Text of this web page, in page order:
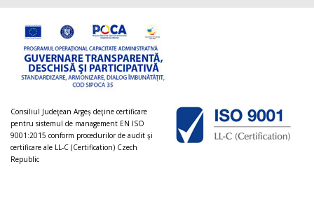
Consiliul Judeţean Argeș deţine certificare
pentru sistemul de management EN ISO
9001:2015 conform procedurilor de audit şi
certificare ale LL-C (Certification) Czech
Republic